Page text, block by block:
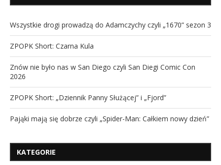
Wszystkie drogi prowadzą do Adamczychy czyli „1670” sezon 3
ZPOPK Short: Czarna Kula
Znów nie było nas w San Diego czyli San Diegi Comic Con
2026
ZPOPK Short: „Dziennik Panny Służącej” i „Fjord”
Pająki mają się dobrze czyli „Spider-Man: Całkiem nowy dzień”
KATEGORIE